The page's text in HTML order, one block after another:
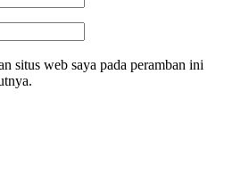
situs web saya pada peramban ini